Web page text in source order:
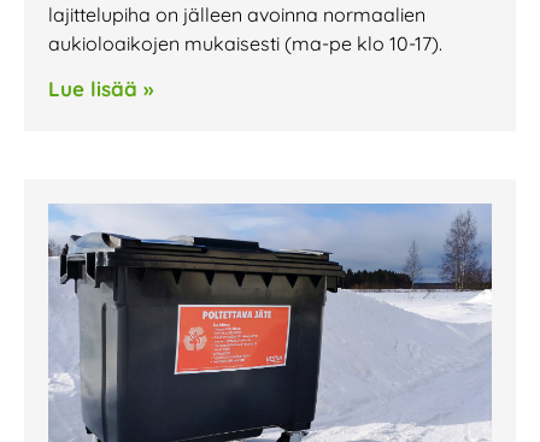
lajittelupiha on jälleen avoinna normaalien
aukioloaikojen mukaisesti (ma-pe klo 10-17).
Lue lisää »